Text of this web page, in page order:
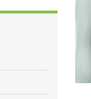
ist der
die